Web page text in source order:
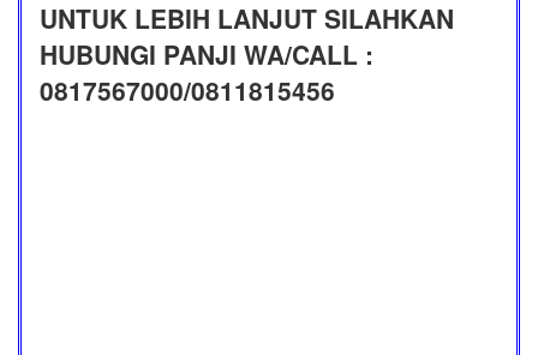
UNTUK LEBIH LANJUT SILAHKAN
HUBUNGI PANJI WA/CALL :
0817567000/0811815456